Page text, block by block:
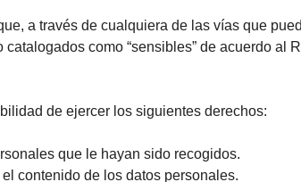
a través de cualquiera de las vías que
como “sensibles” de acuerdo
de ejercer los siguientes derechos:
que le hayan sido recogidos.
contenido de los datos personales.